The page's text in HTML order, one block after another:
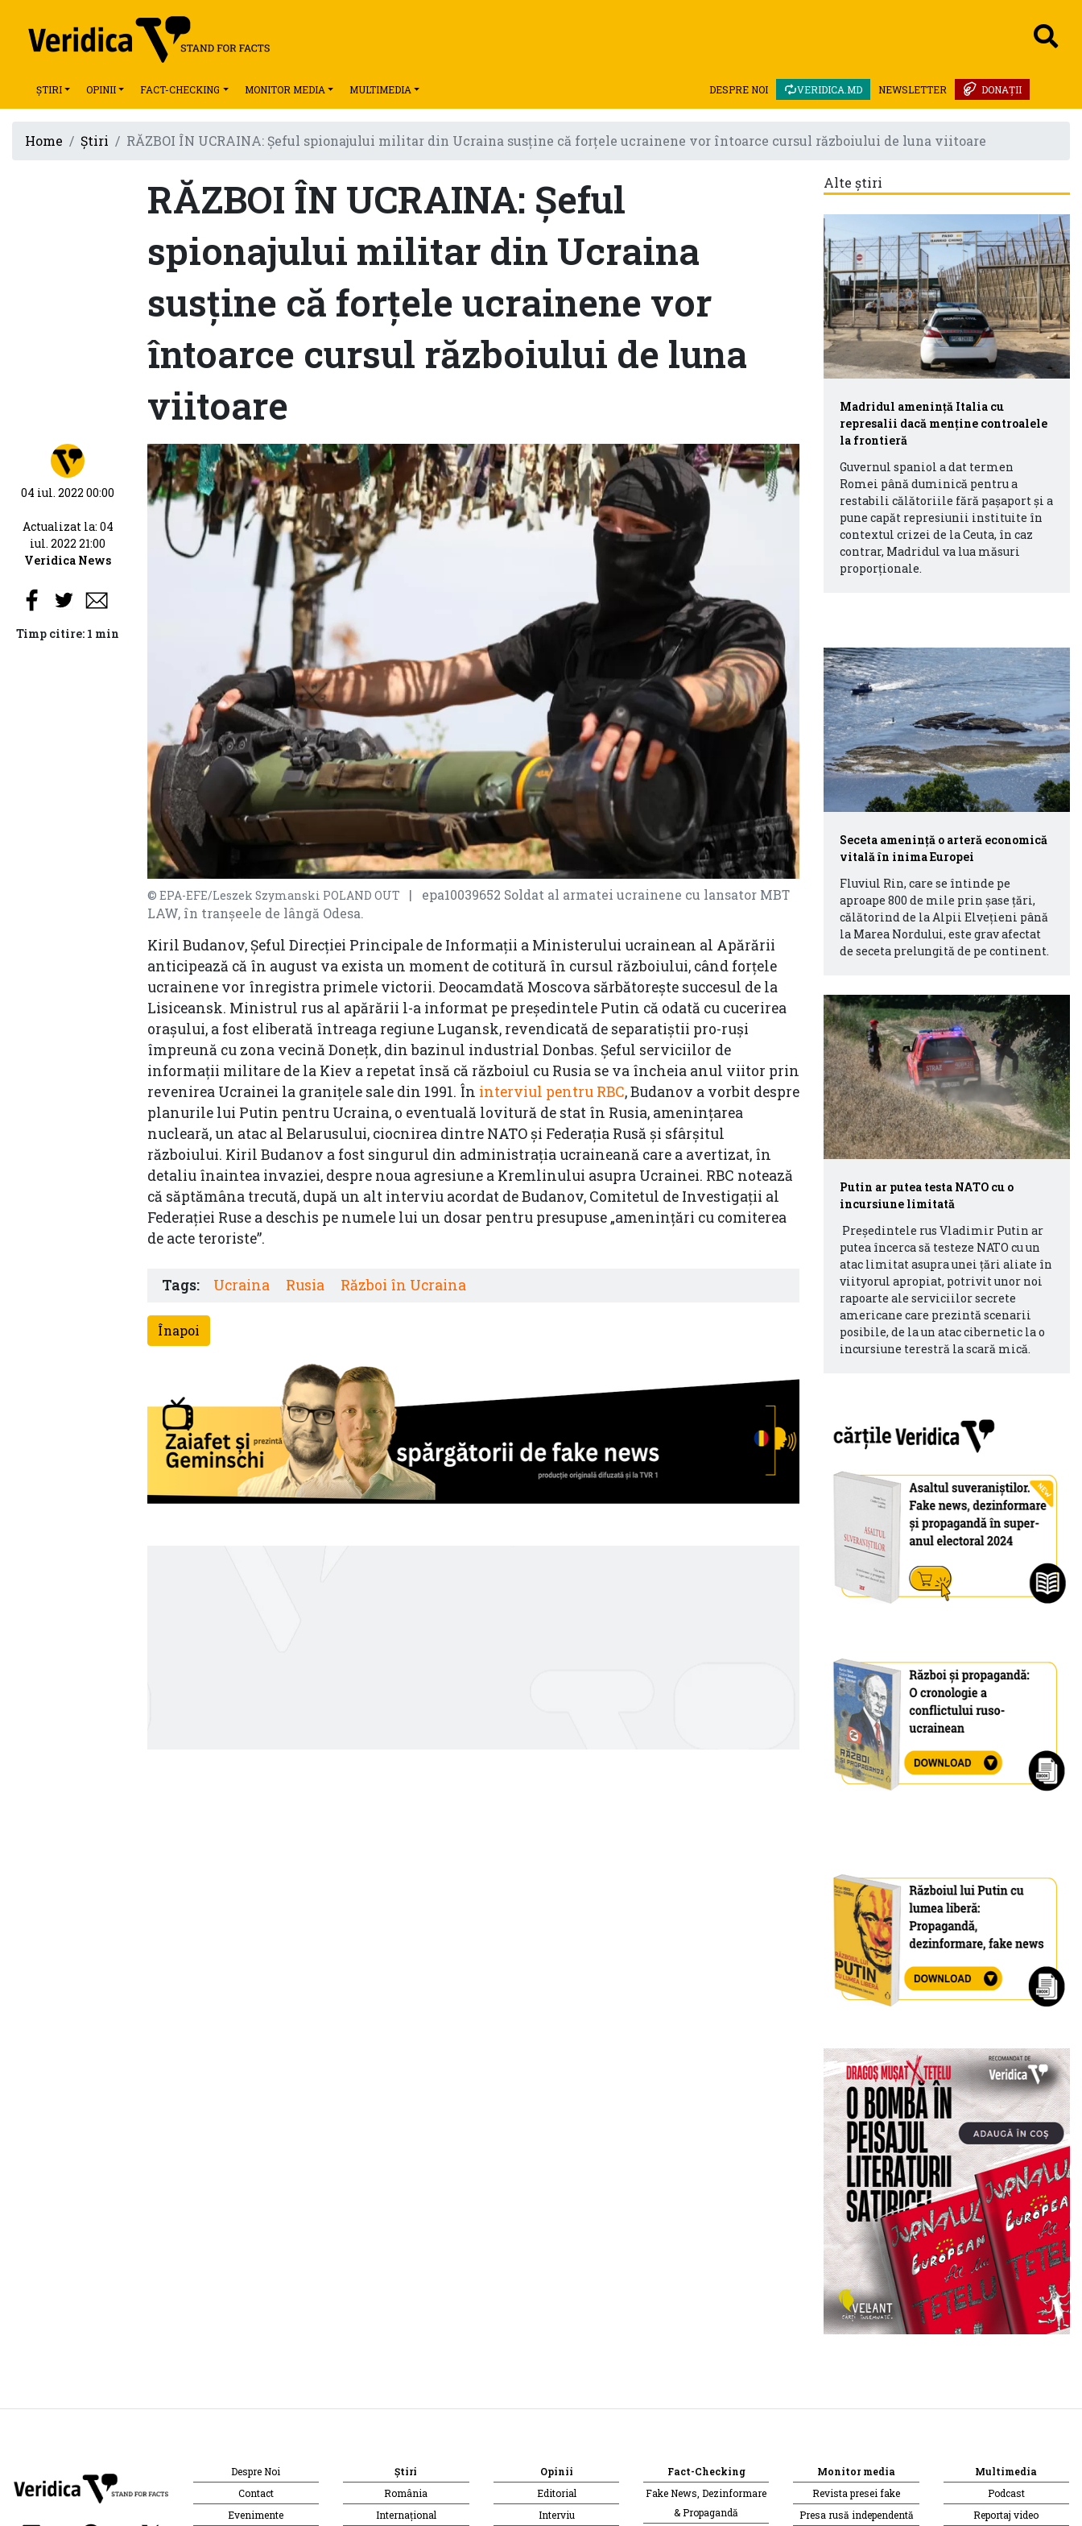
ȘTIRI OPINII FACT-CHECKING MONITOR MEDIA MULTIMEDIA DONAȚII
NEWSLETTER
VERIDICA.MD
DESPRE NOI
Home Știri RĂZBOI ÎN UCRAINA: Şeful spionajului militar din Ucraina susţine că forţele ucrainene vor întoarce cursul războiului de luna viitoare
RĂZBOI ÎN UCRAINA: Şeful
spionajului militar din Ucraina
susţine că forţele ucrainene vor
întoarce cursul războiului de luna
viitoare
© EPA-EFE/Leszek Szymanski POLAND OUT
| epa10039652 Soldat al armatei ucrainene cu lansator MBT
LAW, în tranșeele de lângă Odesa.
Kiril Budanov, Şeful Direcţiei Principale de Informaţii a Ministerului ucrainean al Apărării
anticipează că în august va exista un moment de cotitură în cursul războiului, când forţele
ucrainene vor înregistra primele victorii. Deocamdată Moscova sărbătoreşte succesul de la
Lisiceansk. Ministrul rus al apărării l-a informat pe preşedintele Putin că odată cu cucerirea
oraşului, a fost eliberată întreaga regiune Lugansk, revendicată de separatiştii pro-ruşi
împreună cu zona vecină Doneţk, din bazinul industrial Donbas. Şeful serviciilor de
informaţii militare de la Kiev a repetat însă că războiul cu Rusia se va încheia anul viitor prin
revenirea Ucrainei la graniţele sale din 1991. În interviul pentru RBC, Budanov a vorbit despre
planurile lui Putin pentru Ucraina, o eventuală lovitură de stat în Rusia, ameninţarea
nucleară, un atac al Belarusului, ciocnirea dintre NATO şi Federaţia Rusă şi sfârşitul
războiului. Kiril Budanov a fost singurul din administraţia ucraineană care a avertizat, în
detaliu înaintea invaziei, despre noua agresiune a Kremlinului asupra Ucrainei. RBC notează
că săptămâna trecută, după un alt interviu acordat de Budanov, Comitetul de Investigaţii al
Federaţiei Ruse a deschis pe numele lui un dosar pentru presupuse „ameninţări cu comiterea
de acte teroriste”.
Tags: Ucraina Rusia Război în Ucraina
Înapoi
04 iul. 2022 00:00
Actualizat la: 04
iul. 2022 21:00
Veridica News
Timp citire: 1 min
Alte știri
Madridul amenință Italia cu
represalii dacă menține controalele
la frontieră
Guvernul spaniol a dat termen
Romei până duminică pentru a
restabili călătoriile fără pașaport și a
pune capăt represiunii instituite în
contextul crizei de la Ceuta, în caz
contrar, Madridul va lua măsuri
proporționale.
Seceta amenință o arteră economică
vitală în inima Europei
Fluviul Rin, care se întinde pe
aproape 800 de mile prin șase țări,
călătorind de la Alpii Elvețieni până
la Marea Nordului, este grav afectat
de seceta prelungită de pe continent.
Putin ar putea testa NATO cu o
incursiune limitată
Președintele rus Vladimir Putin ar
putea încerca să testeze NATO cu un
atac limitat asupra unei țări aliate în
viityorul apropiat, potrivit unor noi
rapoarte ale serviciilor secrete
americane care prezintă scenarii
posibile, de la un atac cibernetic la o
incursiune terestră la scară mică.
Despre Noi
Contact
Evenimente
Știri
România
Internațional
Opinii
Editorial
Interviu
Fact-Checking
Fake News, Dezinformare
& Propagandă
Monitor media
Revista presei fake
Presa rusă independentă
Multimedia
Podcast
Reportaj video